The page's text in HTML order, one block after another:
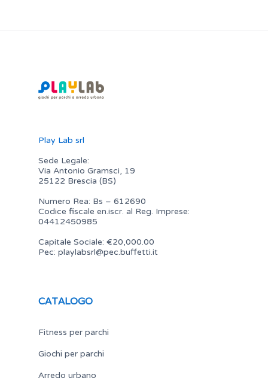
Play Lab srl
Sede Legale:
Via Antonio Gramsci, 19
25122 Brescia (BS)
Numero Rea: Bs – 612690
Codice fiscale en.iscr. al Reg. Imprese:
04412450985
Capitale Sociale: €20,000.00
Pec: playlabsrl@pec.buffetti.it
CATALOGO
Fitness per parchi
Giochi per parchi
Arredo urbano